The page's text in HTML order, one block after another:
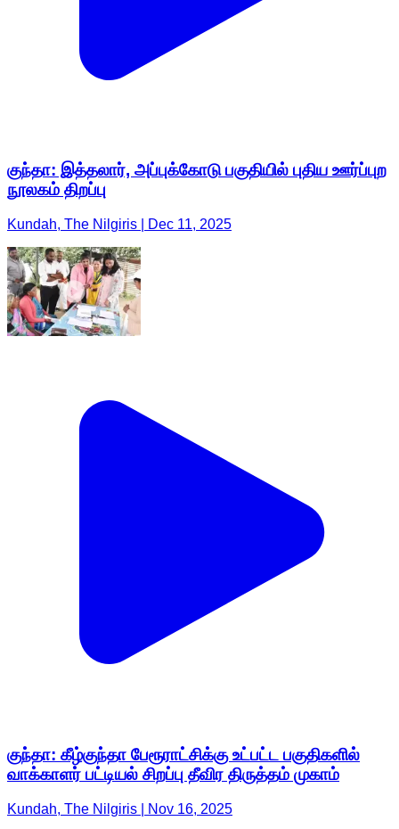
குந்தா: இத்தலார், அப்புக்கோடு பகுதியில் புதிய ஊர்ப்புற
நூலகம் திறப்பு
Kundah, The Nilgiris | Dec 11, 2025
குந்தா: கீழ்குந்தா பேரூராட்சிக்கு உட்பட்ட பகுதிகளில்
வாக்காளர் பட்டியல் சிறப்பு தீவிர திருத்தம் முகாம்
Kundah, The Nilgiris | Nov 16, 2025